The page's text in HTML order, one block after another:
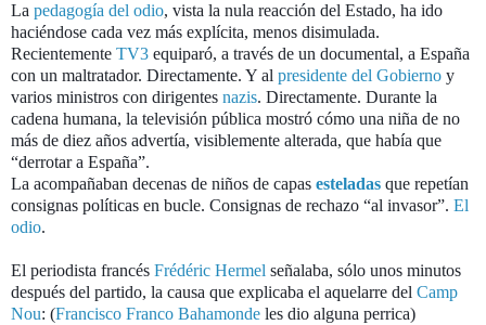
La pedagogía del odio, vista la nula reacción del Estado, ha ido
haciéndose cada vez más explícita, menos disimulada.
Recientemente TV3 equiparó, a través de un documental, a España
con un maltratador. Directamente. Y al presidente del Gobierno y
varios ministros con dirigentes nazis. Directamente. Durante la
cadena humana, la televisión pública mostró cómo una niña de no
más de diez años advertía, visiblemente alterada, que había que
“derrotar a España”.
La acompañaban decenas de niños de capas esteladas que repetían
consignas políticas en bucle. Consignas de rechazo “al invasor”. El
odio.
El periodista francés Frédéric Hermel señalaba, sólo unos minutos
después del partido, la causa que explicaba el aquelarre del Camp
Nou: (Francisco Franco Bahamonde les dio alguna perrica)